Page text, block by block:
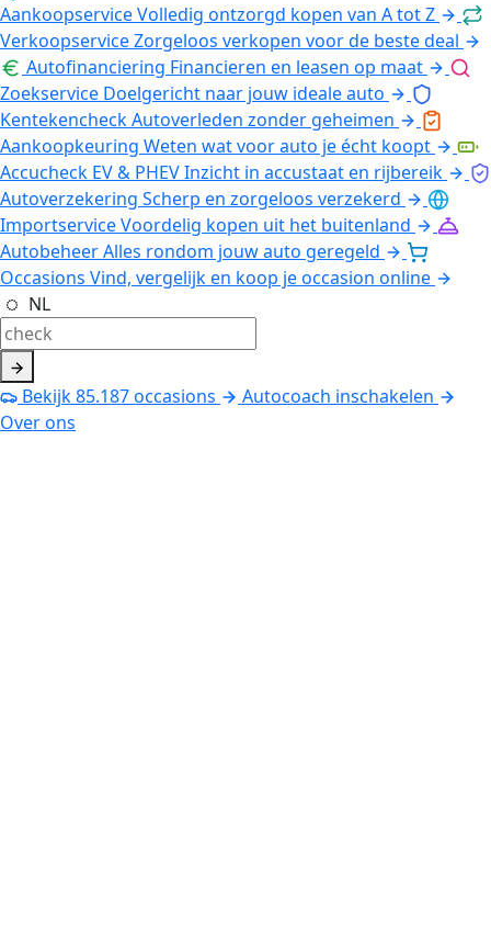
AankoopserviceVolledig ontzorgd kopen van A tot Z
VerkoopserviceZorgeloos verkopen voor de beste deal
Autofinanciering Financieren en leasen op maat
Zoekservice Doelgericht naar jouw ideale auto
KentekencheckAutoverleden zonder geheimen
Aankoopkeuring Weten wat voor auto je écht koopt
Accucheck EV & PHEVInzicht in accustaat en rijbereik
Autoverzekering Scherp en zorgeloos verzekerd
ImportserviceVoordelig kopen uit het buitenland
AutobeheerAlles rondom jouw auto geregeld
Occasions Vind, vergelijk en koop je occasion online
NL
Bekijk85.187occasions
Autocoach inschakelen
Over ons